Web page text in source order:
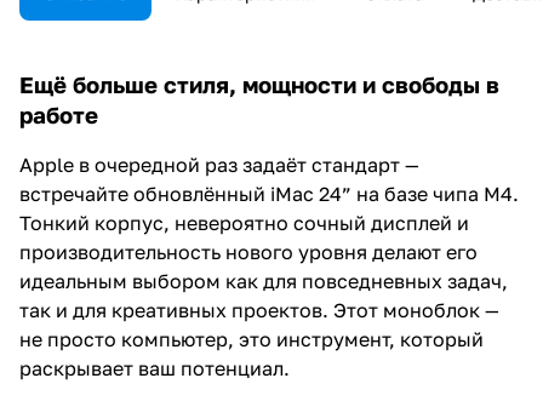
Ещё больше стиля, мощности и свободы в
работе
Apple в очередной раз задаёт стандарт —
встречайте обновлённый iMac 24” на базе чипа M4.
Тонкий корпус, невероятно сочный дисплей и
производительность нового уровня делают его
идеальным выбором как для повседневных задач,
так и для креативных проектов. Этот моноблок —
не просто компьютер, это инструмент, который
раскрывает ваш потенциал.